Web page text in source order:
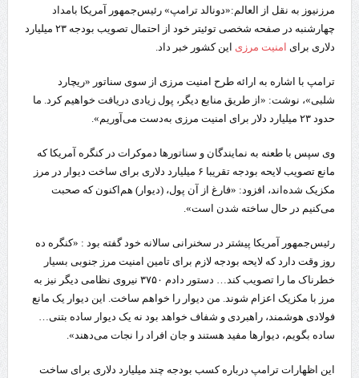
مرزنیوز به نقل از العالم:«دونالد ترامپ» رئیس‌جمهور آمریکا بامداد
چهارشنبه در صفحه شخصی توئیتر خود از احتمال تصویب بودجه ۲۳ میلیارد
دلاری برای امنیت مرزی این کشور خبر داد.
ترامپ با اشاره به ارائه طرح امنیت مرزی از سوی سناتور «ریچارد
شلبی»، نوشت: «از طریق منابع دیگر، پول زیادی دریافت خواهیم کرد. ما
حدود ۲۳ میلیارد دلار برای امنیت مرزی به‌دست می‌آوریم».
وی سپس با طعنه به نمایندگان و سناتورها دموکرات در کنگره آمریکا که
مانع تصویب لایحه بودجه تقریبا ۶ میلیارد دلاری برای ساخت دیوار در مرز
مکزیک شده‌اند، افزود: «فارغ از آن پول، (دیوار) هم‌اکنون که صحبت
می‌کنیم در حال ساخته شدن است».
رئیس‌جمهور آمریکا پیشتر در سخنرانی سالانه خود گفته بود : «کنگره ده
روز وقت دارد که لایحه بودجه لازم برای تامین امنیت مرز جنوبی بسیار
خطرناک ما را تصویب کند… دستور دادم ۳۷۵۰ نیروی نظامی دیگر نیز به
مرز با مکزیک اعزام شوند. من دیوار را خواهم ساخت. این دیوار یک مانع
فولادی هوشمند، راهبردی و شفاف خواهد بود نه یک دیوار ساده بتنی…
ساده بگویم، دیوارها مفید هستند و جان افراد را نجات می‌دهند».
این اظهارات ترامپ درباره کسب بودجه چند میلیارد دلاری برای ساخت